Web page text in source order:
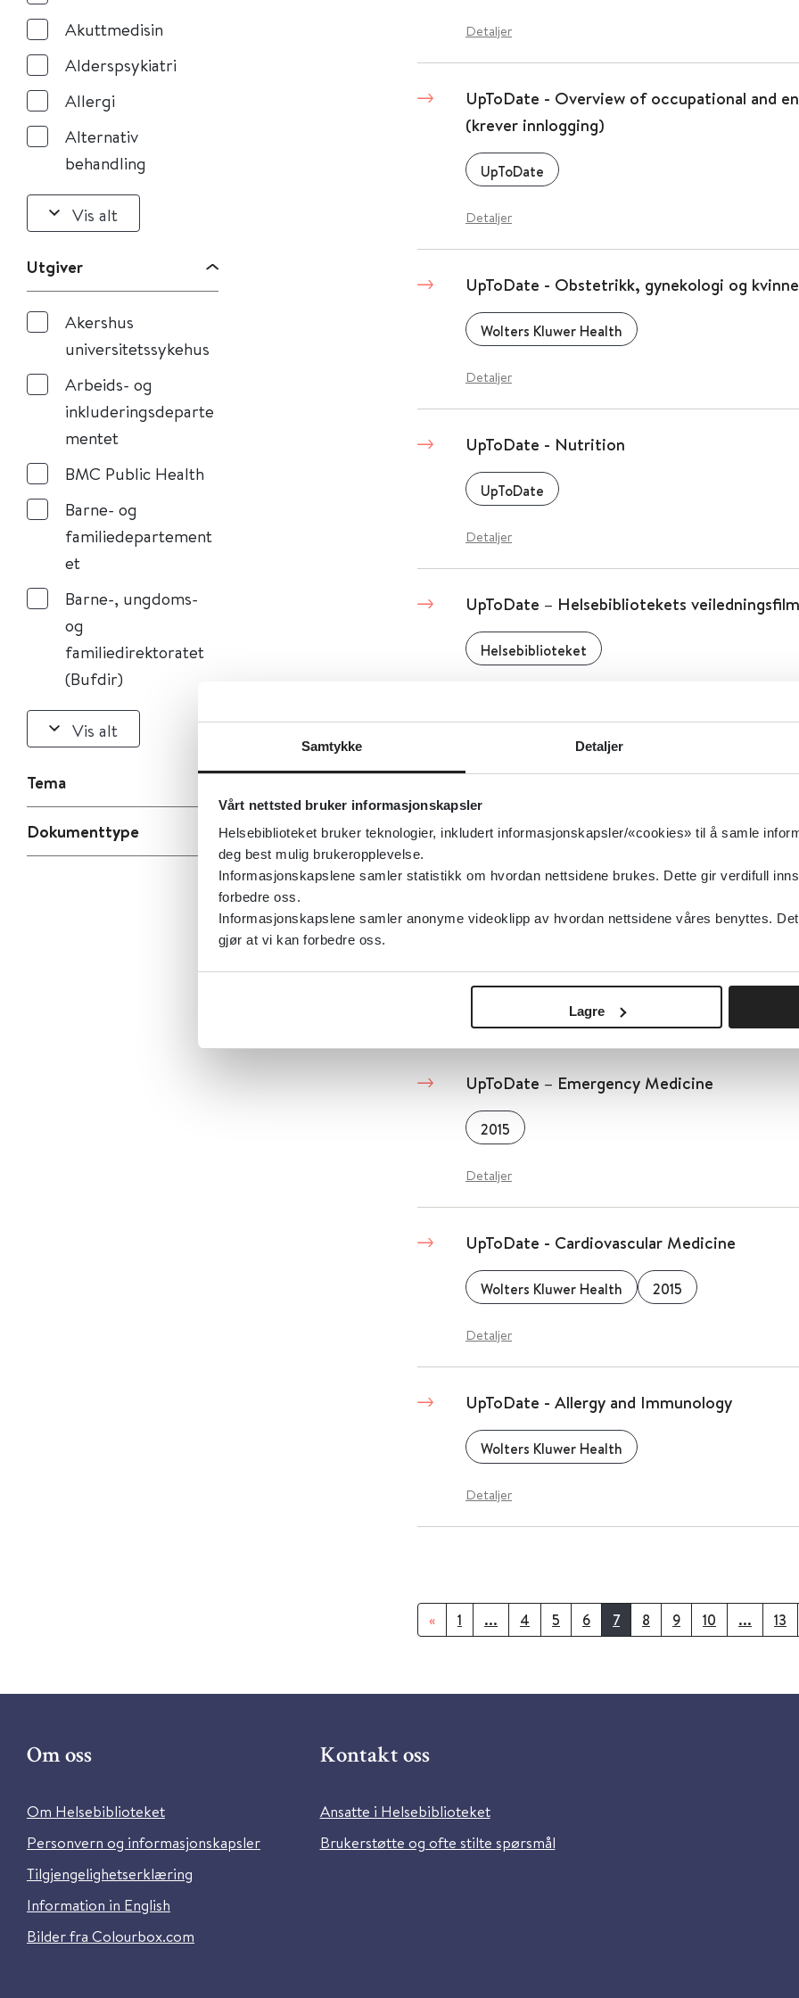
Samtykke Detaljer
Vårt nettsted bruker informasjonskapsler
Helsebiblioteket bruker teknologier, inkludert informasjonskapsler/«cookies» til å samle
deg best mulig brukeropplevelse.
Informasjonskapslene samler statistikk om hvordan nettsidene brukes. Dette gir verdifull
forbedre oss.
Informasjonskapslene samler anonyme videoklipp av hvordan nettsidene våres benyttes.
gjør at vi kan forbedre oss.
Lagre
Akuttmedisin
Alderspsykiatri
Allergi
Alternativ
behandling
Vis alt
Utgiver
Akershus
universitetssykehus
Arbeids- og
inkluderingsdeparte
mentet
BMC Public Health
Barne- og
familiedepartement
et
Barne-, ungdoms-
og
familiedirektoratet
(Bufdir)
Vis alt
Tema
Dokumenttype
Detaljer
UpToDate - Overview of occupational and
(krever innlogging)
UpToDate
Detaljer
UpToDate - Obstetrikk, gynekologi og
Wolters Kluwer Health
Detaljer
UpToDate - Nutrition
UpToDate
Detaljer
UpToDate – Helsebibliotekets veiledningsfilm
Helsebiblioteket
UpToDate
UpToDate - Gastroenterology and
UpToDate 2016
UpToDate – Emergency Medicine
2015
Detaljer
UpToDate - Cardiovascular Medicine
Wolters Kluwer Health 2015
Detaljer
UpToDate - Allergy and Immunology
Wolters Kluwer Health
Detaljer
« 1 ... 4 5 6 7 8 9 10 ... 13
Om oss
Om Helsebiblioteket
Personvern og informasjonskapsler
Tilgjengelighetserklæring
Information in English
Bilder fra Colourbox.com
Kontakt oss
Ansatte i Helsebiblioteket
Brukerstøtte og ofte stilte spørsmål